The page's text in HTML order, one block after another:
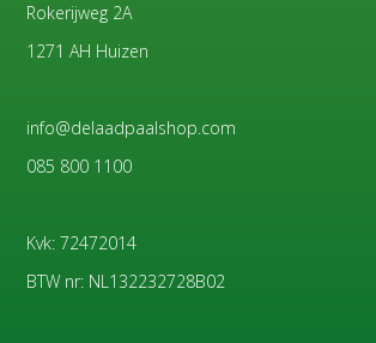
Rokerijweg 2A
1271 AH Huizen
info@delaadpaalshop.com
085 800 1100
Kvk: 72472014
BTW nr: NL132232728B02